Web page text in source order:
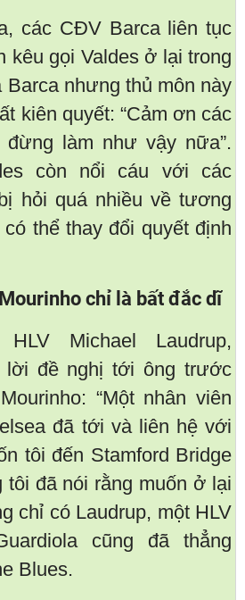
các CĐV Barca liên tục
kêu gọi Valdes ở lại trong
Barca nhưng thủ môn này
kiên quyết: “Cảm ơn các
đừng làm như vậy nữa”.
còn nổi cáu với các
hỏi quá nhiều về tương
có thể thay đổi quyết định
chỉ là bất đắc dĩ
Michael Laudrup,
lời đề nghị tới ông trước
“Một nhân viên
đã tới và liên hệ với
tôi đến Stamford Bridge
tôi đã nói rằng muốn ở lại
chỉ có Laudrup, một HLV
cũng đã thẳng
Blues.